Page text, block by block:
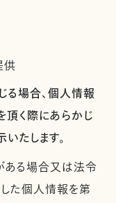
供
場合、個人情報
く際にあらかじ
たします。
ある場合又は法令
た個人情報を第